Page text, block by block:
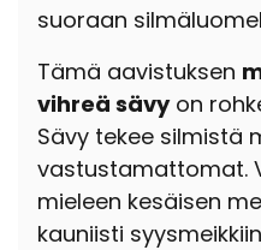
suoraan
Tämä aavistuksen
vihreä sävyon
Sävy tekee silmistä
vastustamattomat.
mieleen kesäisen
kauniisti